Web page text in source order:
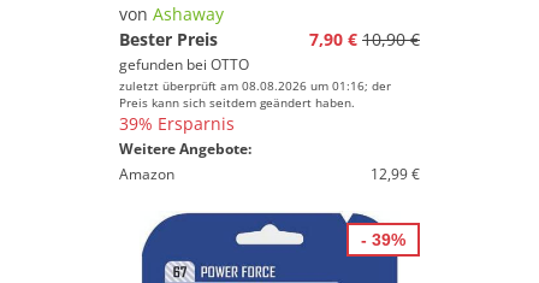
von Ashaway
Bester Preis
7,90 € 10,90 €
gefunden bei OTTO
zuletzt überprüft am 08.08.2026 um 01:16; der
Preis kann sich seitdem geändert haben.
39% Ersparnis
Weitere Angebote:
Amazon
12,99 €
- 39%